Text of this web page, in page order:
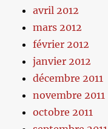
avril 2012
mars 2012
février 2012
janvier 2012
décembre 2011
novembre 2011
octobre 2011